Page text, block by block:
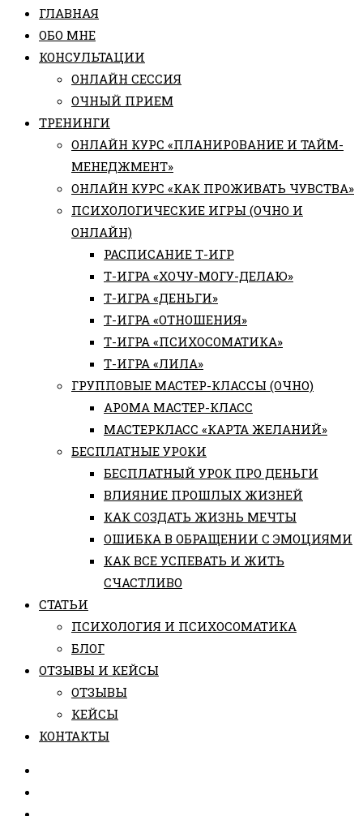
ГЛАВНАЯ
ОБО МНЕ
КОНСУЛЬТАЦИИ
ОНЛАЙН СЕССИЯ
ОЧНЫЙ ПРИЕМ
ТРЕНИНГИ
ОНЛАЙН КУРС «ПЛАНИРОВАНИЕ И ТАЙМ-
МЕНЕДЖМЕНТ»
ОНЛАЙН КУРС «КАК ПРОЖИВАТЬ ЧУВСТВА»
ПСИХОЛОГИЧЕСКИЕ ИГРЫ (ОЧНО И
ОНЛАЙН)
РАСПИСАНИЕ Т-ИГР
Т-ИГРА «ХОЧУ-МОГУ-ДЕЛАЮ»
Т-ИГРА «ДЕНЬГИ»
Т-ИГРА «ОТНОШЕНИЯ»
Т-ИГРА «ПСИХОСОМАТИКА»
Т-ИГРА «ЛИЛА»
ГРУППОВЫЕ МАСТЕР-КЛАССЫ (ОЧНО)
АРОМА МАСТЕР-КЛАСС
МАСТЕРКЛАСС «КАРТА ЖЕЛАНИЙ»
БЕСПЛАТНЫЕ УРОКИ
БЕСПЛАТНЫЙ УРОК ПРО ДЕНЬГИ
ВЛИЯНИЕ ПРОШЛЫХ ЖИЗНЕЙ
КАК СОЗДАТЬ ЖИЗНЬ МЕЧТЫ
ОШИБКА В ОБРАЩЕНИИ С ЭМОЦИЯМИ
КАК ВСЕ УСПЕВАТЬ И ЖИТЬ
СЧАСТЛИВО
СТАТЬИ
ПCИХОЛОГИЯ И ПСИХОСОМАТИКА
БЛОГ
ОТЗЫВЫ И КЕЙСЫ
ОТЗЫВЫ
КЕЙСЫ
КОНТАКТЫ